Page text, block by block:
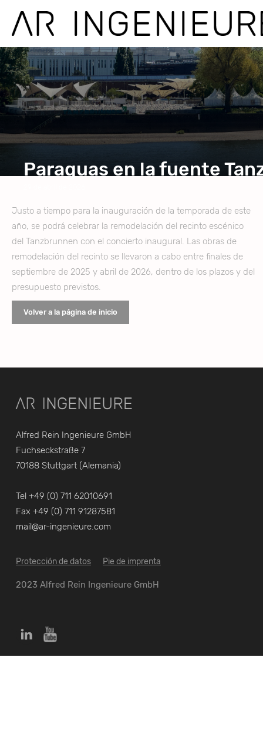
Paraguas en la fuente
Justo a tiempo para la inauguración de la temporada de este
año, se podrá celebrar la remodelación del recinto escénico
del Tanzbrunnen con el concierto inaugural. Las obras de
remodelación del recinto se llevaron a cabo entre finales de
septiembre de 2025 y abril de 2026, dentro de los plazos y del
presupuesto previstos.
Volver a la página de inicio
Alfred Rein Ingenieure GmbH
Fuchseckstraße 7
70188 Stuttgart (Alemania)
Tel +49 (0) 711 62010691
Fax +49 (0) 711 91287581
mail@ar-ingenieure.com
2023 Alfred Rein Ingenieure GmbH
Protección de datos Pie de imprenta